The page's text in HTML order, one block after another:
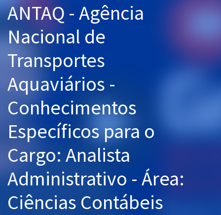
Cursos 20% OFF
Pós
Graduação
OAB
Mentorias
Questões grátis
Aprovados
ANTAQ - Agência
Nacional de
Transportes
Aquaviários -
Conhecimentos
Específicos para o
Cargo: Analista
Administrativo - Área:
Ciências Contábeis